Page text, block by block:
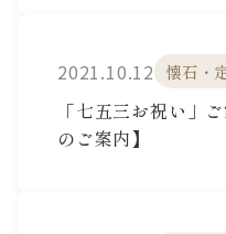
2021.10.12 懐石・
「七五三お祝い」
のご案内】